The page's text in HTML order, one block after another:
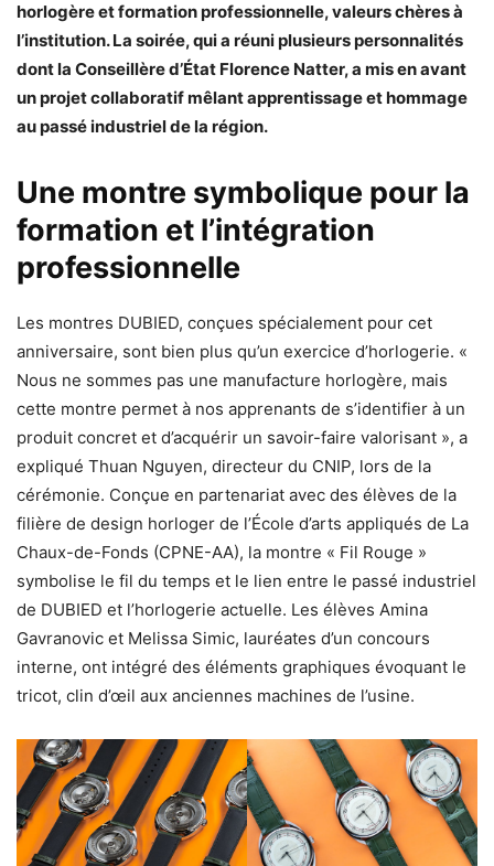
horlogère et formation professionnelle, valeurs chères à
l’institution. La soirée, qui a réuni plusieurs personnalités
dont la Conseillère d’État Florence Natter, a mis en avant
un projet collaboratif mêlant apprentissage et hommage
au passé industriel de la région.
Une montre symbolique pour la
formation et l’intégration
professionnelle
Les montres DUBIED, conçues spécialement pour cet
anniversaire, sont bien plus qu’un exercice d’horlogerie. «
Nous ne sommes pas une manufacture horlogère, mais
cette montre permet à nos apprenants de s’identifier à un
produit concret et d’acquérir un savoir-faire valorisant », a
expliqué Thuan Nguyen, directeur du CNIP, lors de la
cérémonie. Conçue en partenariat avec des élèves de la
filière de design horloger de l’École d’arts appliqués de La
Chaux-de-Fonds (CPNE-AA), la montre « Fil Rouge »
symbolise le fil du temps et le lien entre le passé industriel
de DUBIED et l’horlogerie actuelle. Les élèves Amina
Gavranovic et Melissa Simic, lauréates d’un concours
interne, ont intégré des éléments graphiques évoquant le
tricot, clin d’œil aux anciennes machines de l’usine.